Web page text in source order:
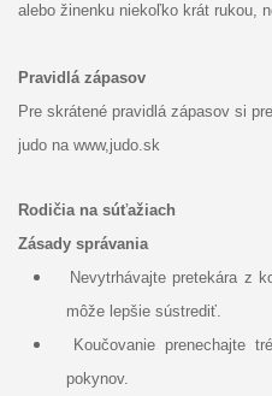
alebo žinenku niekoľko krát rukou,
Pravidlá zápasov
Pre skrátené pravidlá zápasov si
judo na www,judo.sk
Rodičia na súťažiach
Zásady správania
Nevytrhávajte pretekára z
môže lepšie sústrediť.
Koučovanie prenechajte
pokynov.